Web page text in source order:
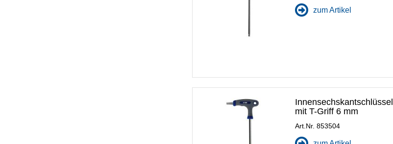
zum Artikel
Innensechskantschlüssel
mit T-Griff 6 mm
Art.Nr. 853504